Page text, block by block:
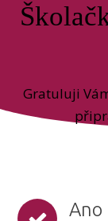
Gratuluji
Ano